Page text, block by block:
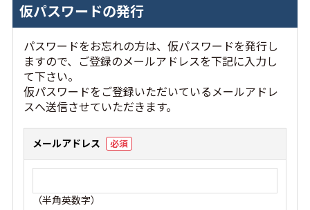
仮パスワードの発行
パスワードをお忘れの方は、仮パスワードを発行し
ますので、ご登録のメールアドレスを下記に入力し
て下さい。
仮パスワードをご登録いただいているメールアドレ
スへ送信させていただきます。
メールアドレス 必須
（半角英数字）